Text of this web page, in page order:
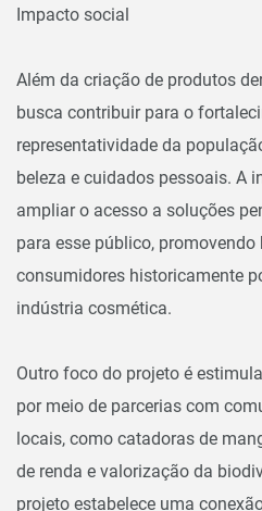
Impacto social
Além da criação de produtos
busca contribuir para o
representatividade da
beleza e cuidados pessoais. A
ampliar o acesso a soluções
para esse público,
consumidores historicamente
indústria cosmética.
Outro foco do projeto é
por meio de parcerias com
locais, como catadoras de
de renda e valorização da
projeto estabelece uma